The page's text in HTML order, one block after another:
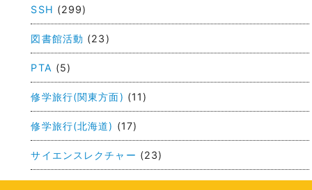
ョ
ン
SSH (299)
図書館活動 (23)
PTA (5)
修学旅行(関東方面) (11)
修学旅行(北海道) (17)
サイエンスレクチャー (23)